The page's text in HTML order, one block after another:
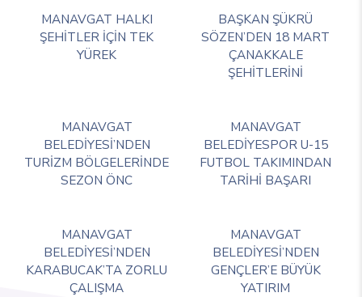
MANAVGAT HALKI
ŞEHİTLER İÇİN TEK
YÜREK
BAŞKAN ŞÜKRÜ
SÖZEN’DEN 18 MART
ÇANAKKALE
ŞEHİTLERİNİ
MANAVGAT
BELEDİYESİ’NDEN
TURİZM BÖLGELERİNDE
SEZON ÖNC
MANAVGAT
BELEDİYESPOR U-15
FUTBOL TAKIMINDAN
TARİHİ BAŞARI
MANAVGAT
BELEDİYESİ’NDEN
KARABUCAK’TA ZORLU
ÇALIŞMA
MANAVGAT
BELEDİYESİ’NDEN
GENÇLER’E BÜYÜK
YATIRIM